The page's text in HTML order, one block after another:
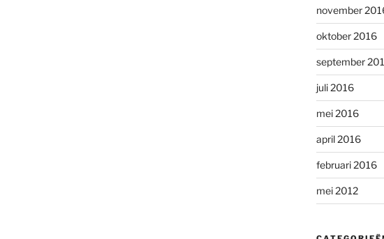
november
oktober 2016
september
juli 2016
mei 2016
april 2016
februari 2016
mei 2012